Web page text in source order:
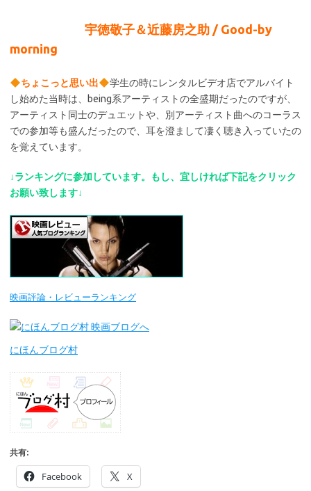
宇徳敬子＆近藤房之助 / Good-by
morning
ちょこっと思い出
学生の時にレンタルビデオ店でアルバイト
し始めた当時は、being系アーティストの全盛期だったのですが、
アーティスト同士のデュエットや、別アーティスト曲へのコーラス
での参加等も盛んだったので、耳を澄まして凄く聴き入っていたの
を覚えています。
↓ランキングに参加しています。もし、宜しければ下記をクリック
お願い致します↓
映画評論・レビューランキング
にほんブログ村
共有:
Facebook X